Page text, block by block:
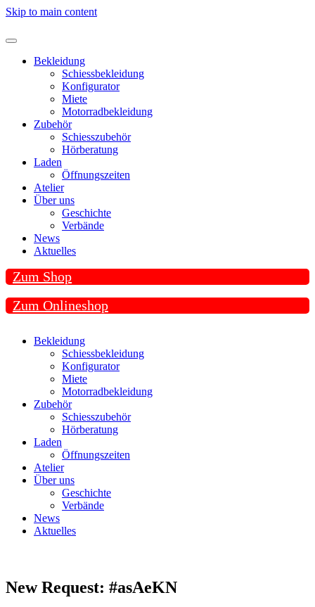
Skip to main content
Bekleidung
Schiessbekleidung
Konfigurator
Miete
Motorradbekleidung
Zubehör
Schiesszubehör
Hörberatung
Laden
Öffnungszeiten
Atelier
Über uns
Geschichte
Verbände
News
Aktuelles
Zum Shop
Zum Onlineshop
Bekleidung
Schiessbekleidung
Konfigurator
Miete
Motorradbekleidung
Zubehör
Schiesszubehör
Hörberatung
Laden
Öffnungszeiten
Atelier
Über uns
Geschichte
Verbände
News
Aktuelles
New Request: #asAeKN